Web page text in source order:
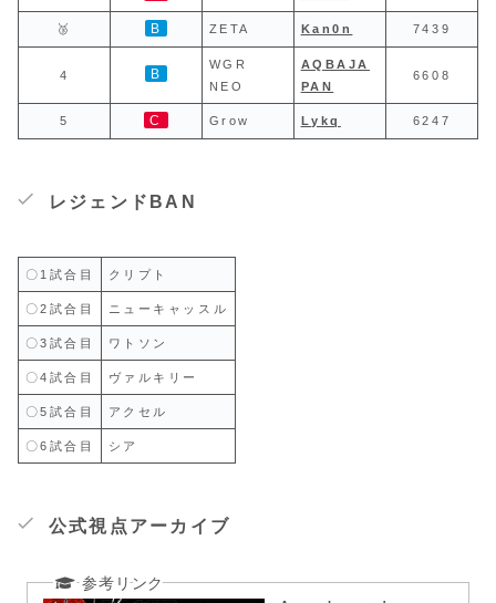
🥉 B ZETA Kan0n 7439
4 B
WGR
NEO
AQBAJA
PAN
6608
5 C Grow Lykq 6247
レジェンドBAN
〇1試合目 クリプト
〇2試合目 ニューキャッスル
〇3試合目 ワトソン
〇4試合目 ヴァルキリー
〇5試合目 アクセル
〇6試合目 シア
公式視点アーカイブ